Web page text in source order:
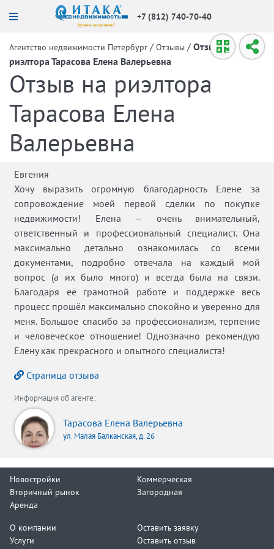
+7 (812) 740-70-40
Агентство недвижимости Петербург / Отзывы / Отзыв на
риэлтора Тарасова Елена Валерьевна
Отзыв на риэлтора
Тарасова Елена
Валерьевна
Евгения
Хочу выразить огромную благодарность Елене за
сопровождение моей первой сделки по покупке
недвижимости! Елена — очень внимательный,
ответственный и профессиональный специалист. Она
максимально детально ознакомилась со всеми
документами, подробно отвечала на каждый мой
вопрос (а их было много) и всегда была на связи.
Благодаря её грамотной работе и поддержке весь
процесс прошёл максимально спокойно и уверенно для
меня. Большое спасибо за профессионализм, терпение
и человеческое отношение! Однозначно рекомендую
Елену как прекрасного и опытного специалиста!
Страница отзыва
Информация об агенте:
Тарасова Елена Валерьевна
ул. Малая Балканская, д. 26
Новостройки
Вторичный рынок
Аренда
Коммерческая
Загородная
О компании
Услуги
Оставить заявку
Оставить отзыв